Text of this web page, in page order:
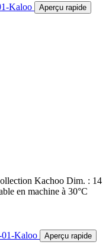
Aperçu rapide
Kachoo Dim. : 14
en machine à 30°C
Aperçu rapide